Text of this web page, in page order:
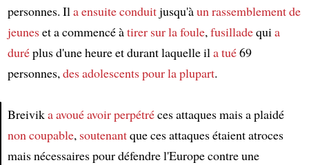
Article
personnes. Ila ensuite conduitjusqu'àun rassemblement de
jeuneset a commencé àtirer sur la foule,fusilladequia
duréplus d'une heure et durant laquelle ila tué69
personnes,des adolescents pour la plupart.
Breivika avouéavoir perpétréces attaques mais a plaidé
non coupable, soutenantque ces attaques étaient atroces
mais nécessaires pour défendre l'Europe contre une